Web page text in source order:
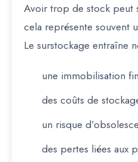
Avoir trop de stock peut
cela représente souvent
Le surstockage entraîne
une immobilisation
des coûts de
un risque
des pertes liées aux